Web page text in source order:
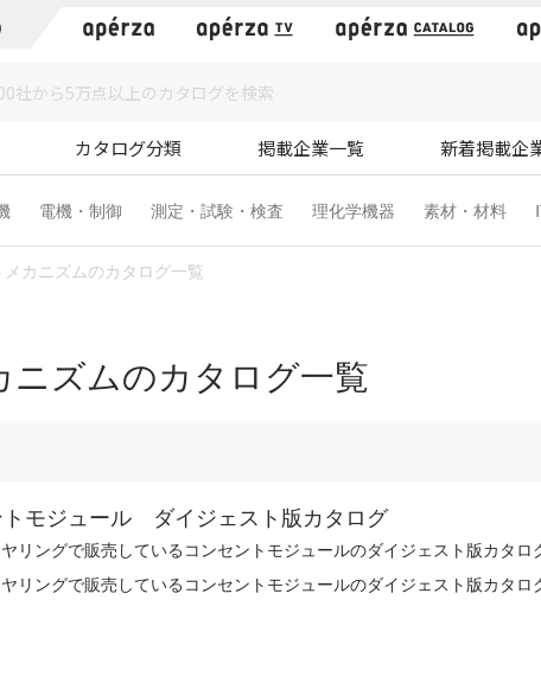
カタログ分類 掲載企業一覧 新着掲載企
電機・制御 測定・試験・検査 理化学機器 素材・材料
カニズムのカタログ一覧
ニズムのカタログ一覧
トモジュール ダイジェスト版カタログ
リングで販売しているコンセントモジュールのダイジェスト版カタロ
リングで販売しているコンセントモジュールのダイジェスト版カタロ